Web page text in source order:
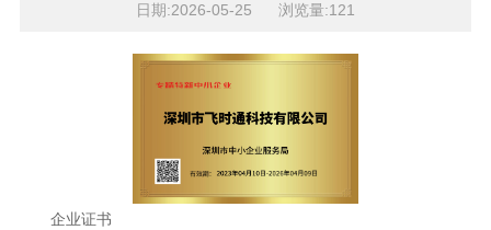
日期:2026-05-25 浏览量:121
企业证书